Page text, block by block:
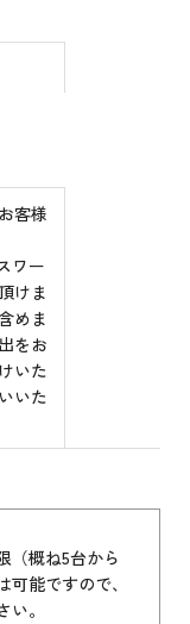
客様
ワー
けま
めま
をお
いた
いた
（概ね5台から
能ですので、
。